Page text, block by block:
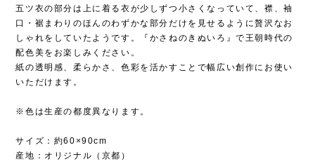
五ツ衣の部分は上に着る衣が少しずつ小さくなっていて、襟、袖
口・裾まわりのほんのわずかな部分だけを見せるように贅沢なお
しゃれをしていたようです。『かさねのきぬいろ』で王朝時代の
配色美をお楽しみください。
紙の透明感、柔らかさ、色彩を活かすことで幅広い創作にお使い
いただけます。
※色は生産の都度異なります。
サイズ：約60×90cm
産地：オリジナル（京都）